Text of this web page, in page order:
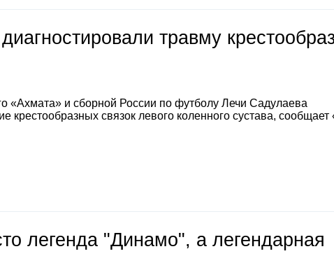
травму
«Ахмата» и сборной России по футболу Лечи Садулаева
крестообразных связок левого коленного сустава, сообщает
легенда "Динамо", а легендарная